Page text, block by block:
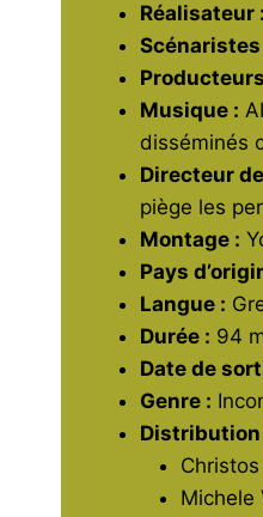
Réalisateur :
Scénaristes
Musique :
disséminés
Directeur
piège les
Montage :
Pays
Langue :
Durée : 94
Date de
Genre :
Distribution
Michele